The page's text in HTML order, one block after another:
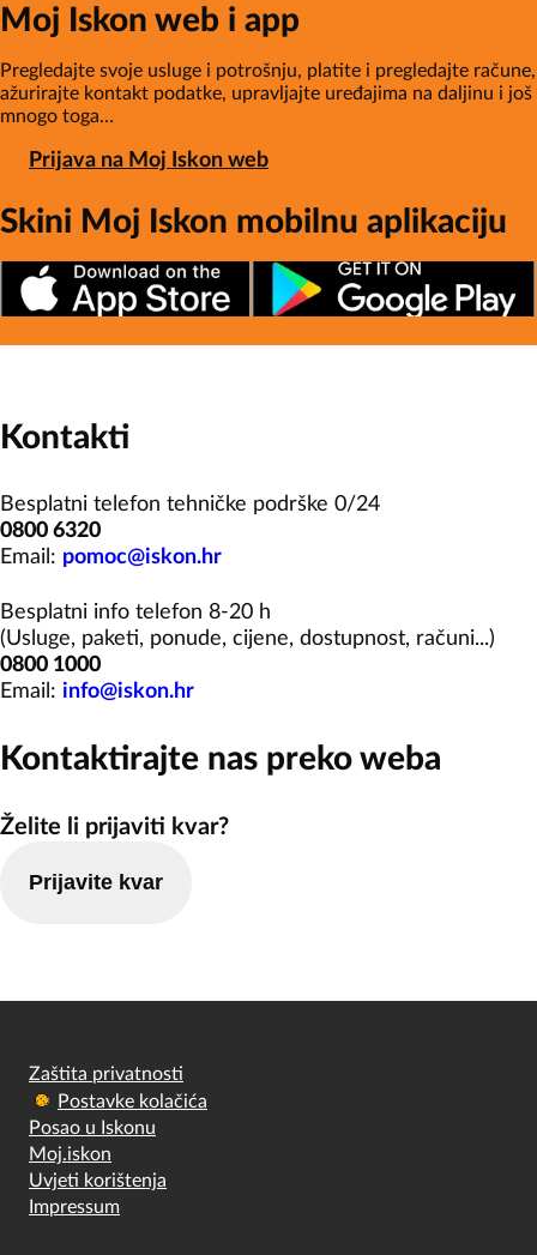
Moj Iskon web i app
Pregledajte svoje usluge i potrošnju, platite i pregledajte račune,
ažurirajte kontakt podatke, upravljajte uređajima na daljinu i još
mnogo toga…
Prijava na Moj Iskon web
Skini Moj Iskon mobilnu aplikaciju
Kontakti
Besplatni telefon tehničke podrške 0/24
0800 6320
Email: pomoc@iskon.hr
Besplatni info telefon 8-20 h
(Usluge, paketi, ponude, cijene, dostupnost, računi...)
0800 1000
Email: info@iskon.hr
Kontaktirajte nas preko weba
Želite li prijaviti kvar?
Prijavite kvar
Zaštita privatnosti
Postavke kolačića
Posao u Iskonu
Moj.iskon
Uvjeti korištenja
Impressum